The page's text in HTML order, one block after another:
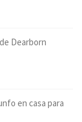
Dearborn
en casa para